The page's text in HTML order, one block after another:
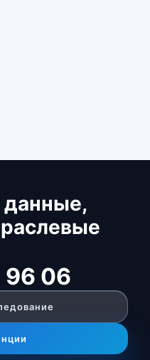
96 06